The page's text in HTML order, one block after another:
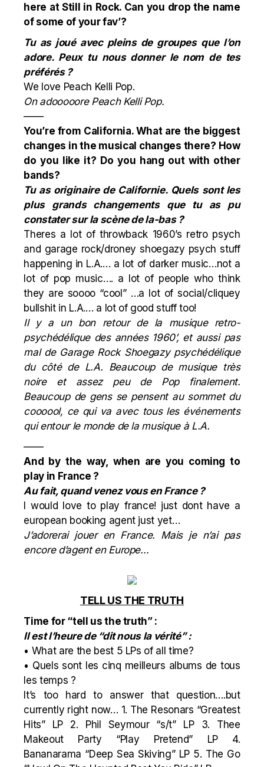
here at Still in Rock. Can you drop the name
of some of your fav’?
Tu as joué avec pleins de groupes que l’on
adore. Peux tu nous donner le nom de tes
préférés ?
We love Peach Kelli Pop.
On adooooore Peach Kelli Pop.
——
You’re from California. What are the biggest
changes in the musical changes there? How
do you like it? Do you hang out with other
bands?
Tu as originaire de Californie. Quels sont les
plus grands changements que tu as pu
constater sur la scène de la-bas ?
Theres a lot of throwback 1960’s retro psych
and garage rock/droney shoegazy psych stuff
happening in L.A.… a lot of darker music…not a
lot of pop music…. a lot of people who think
they are soooo “cool” …a lot of social/cliquey
bullshit in L.A.… a lot of good stuff too!
Il y a un bon retour de la musique retro-
psychédélique des années 1960’, et aussi pas
mal de Garage Rock Shoegazy psychédélique
du côté de L.A. Beaucoup de musique très
noire et assez peu de Pop finalement.
Beaucoup de gens se pensent au sommet du
coooool, ce qui va avec tous les événements
qui entour le monde de la musique à L.A.
——
And by the way, when are you coming to
play in France ?
Au fait, quand venez vous en France ?
I would love to play france! just dont have a
european booking agent just yet…
J’adorerai jouer en France. Mais je n’ai pas
encore d’agent en Europe…
TELL US THE TRUTH
Time for “tell us the truth” :
Il est l’heure de “dit nous la vérité” :
• What are the best 5 LPs of all time?
• Quels sont les cinq meilleurs albums de tous
les temps ?
It’s too hard to answer that question….but
currently right now… 1. The Resonars “Greatest
Hits” LP 2. Phil Seymour “s/t” LP 3. Thee
Makeout Party “Play Pretend” LP 4.
Bananarama “Deep Sea Skiving” LP 5. The Go